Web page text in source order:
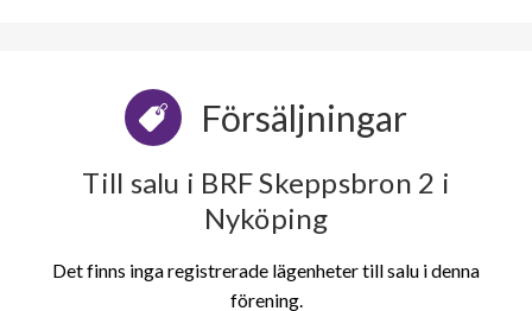
Försäljningar
Till salu i BRF Skeppsbron 2 i
Nyköping
Det finns inga registrerade lägenheter till salu i denna
förening.